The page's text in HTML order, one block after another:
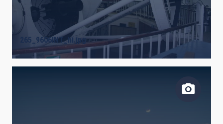
265_9606INT_hi.jpg